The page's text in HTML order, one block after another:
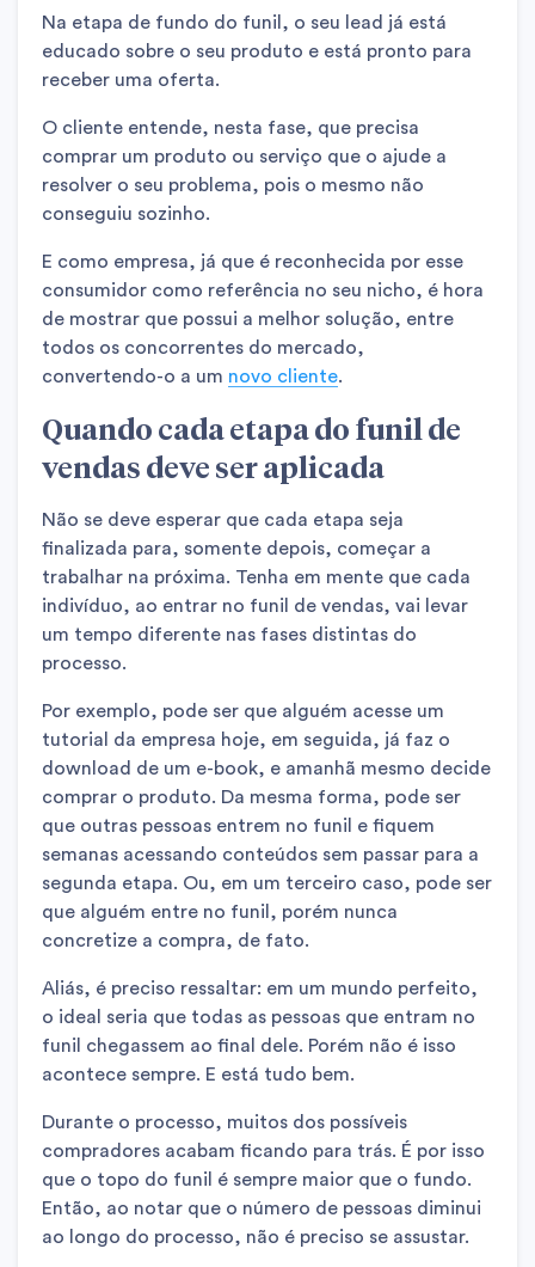
Na etapa de fundo do funil, o seu lead já está
educado sobre o seu produto e está pronto para
receber uma oferta.
O cliente entende, nesta fase, que precisa
comprar um produto ou serviço que o ajude a
resolver o seu problema, pois o mesmo não
conseguiu sozinho.
E como empresa, já que é reconhecida por esse
consumidor como referência no seu nicho, é hora
de mostrar que possui a melhor solução, entre
todos os concorrentes do mercado,
convertendo-o a um novo cliente.
Quando cada etapa do funil de
vendas deve ser aplicada
Não se deve esperar que cada etapa seja
finalizada para, somente depois, começar a
trabalhar na próxima. Tenha em mente que cada
indivíduo, ao entrar no funil de vendas, vai levar
um tempo diferente nas fases distintas do
processo.
Por exemplo, pode ser que alguém acesse um
tutorial da empresa hoje, em seguida, já faz o
download de um e-book, e amanhã mesmo decide
comprar o produto. Da mesma forma, pode ser
que outras pessoas entrem no funil e fiquem
semanas acessando conteúdos sem passar para a
segunda etapa. Ou, em um terceiro caso, pode ser
que alguém entre no funil, porém nunca
concretize a compra, de fato.
Aliás, é preciso ressaltar: em um mundo perfeito,
o ideal seria que todas as pessoas que entram no
funil chegassem ao final dele. Porém não é isso
acontece sempre. E está tudo bem.
Durante o processo, muitos dos possíveis
compradores acabam ficando para trás. É por isso
que o topo do funil é sempre maior que o fundo.
Então, ao notar que o número de pessoas diminui
ao longo do processo, não é preciso se assustar.